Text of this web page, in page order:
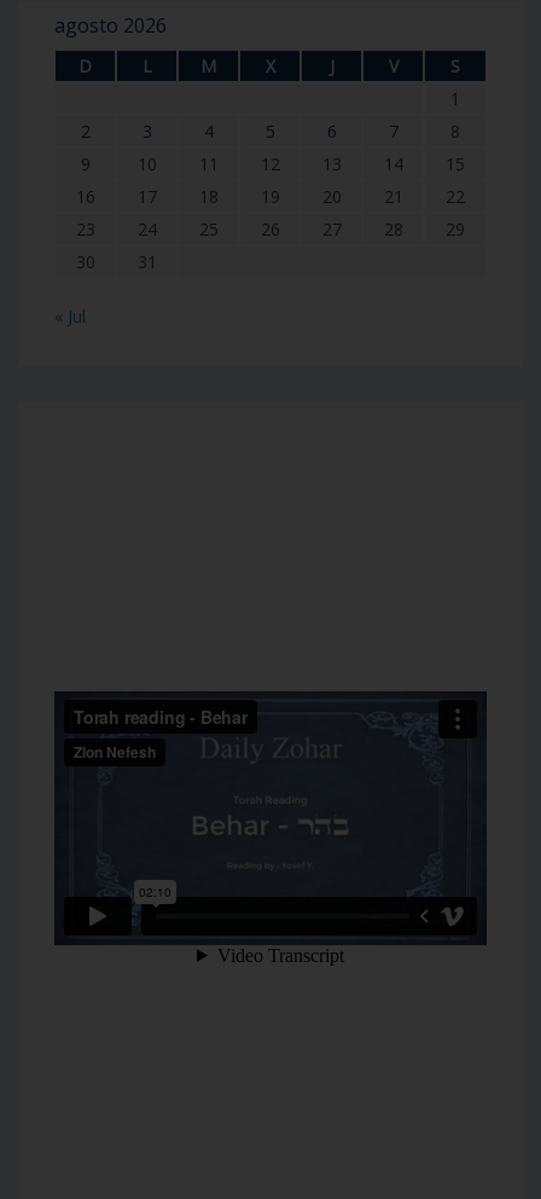
agosto 2026
D L M X J V
S
1
2
3 4 5 6 7
8
9
10 11 12 13 14
15
16
17 18 19 20 21
22
23
24 25 26 27 28
29
30
31
« Jul